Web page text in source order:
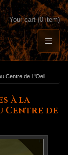
Your cart (0 item)
la Parade des Oiseaux)
Centre de L'Oeil
à la
Centre de